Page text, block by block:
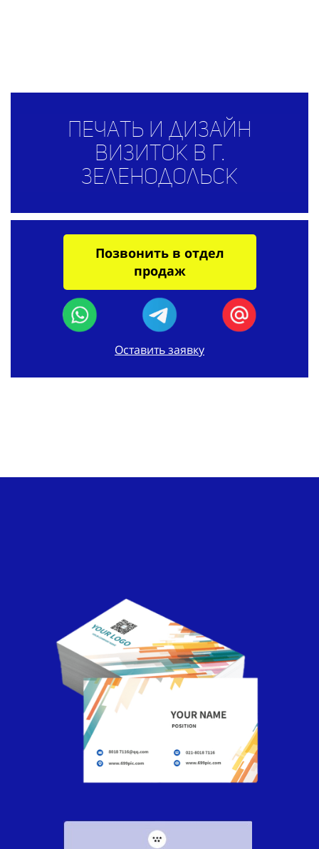
Печать и дизайн
визиток в г.
Зеленодольск
Позвонить в отдел
продаж
Оставить заявку